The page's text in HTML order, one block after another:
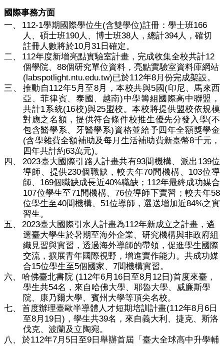
國際事務方面
一、
112-1學期國際學位生(含雙學位)註冊：學士班166
人、碩士班190人、博士班38人，總計394人，確切
註冊人數將於10月31 日確定。
二、
112年度新增亮點實驗室計畫，完成收集全校共計12
個學院、88個研究單位資料，亮點實驗室資料庫網站
(labspotlight.ntu.edu.tw)已於112年8月份完成架設。
三、
推動自112年5 月至8月，本校共與5 國 (印尼、馬來西
亞、菲律賓、泰國、越南)中學籌組國際高中聯盟，
共計1系統(16校)與25盟校。本校將提供盟校依規模
對應之名額，提供符合條件校推生優先分發入學(不
包含醫學系、牙醫學系)資格並給予四年全額獎學金
(含學雜費全額補助及每月生活補助費新臺幣8千元，
四年共計約63萬元)。
四、
2023臺大國際引路人計畫共有93間機構、派出 139位
導師、提供230個職缺，較去年70間機構、 103位導
師、 169個職缺成長近40%職缺； 112年最終成功媒合
107位學生至71間機構、76位導師下實習；較去年58
位學生至40間機構、 51位導師，選送增加近84%之實
習生。
五、
2023臺大國際引水人計畫為112年新成立之計畫，遴
選臺大學生於暑期至海外企業、研究機構與非政府組
織見習與實習，透過海外導師的帶領，促進學生國際
交流，擴展青年國際視野，增進實作能力。共成功媒
合15位學生至5個國家、7間機構實習。
六、
哈佛臺北書院 (112年6月 16 日至8月 12 日 )首度來臺，
學生共54名，來自哈佛大學、耶魯大學、威廉斯學
院、康乃爾大學、賓州大學等頂尖名校。
七、
首度辦理臺歐半導體人才短期培訓計畫(112年8月 6 日
至8月 19 日) ，學生共39名 ，來自義大利、捷克、斯洛
伐克、波蘭及立陶宛。
八、
於112年7月 5 日至9 日舉辦首屆「臺大全球高中升學輔